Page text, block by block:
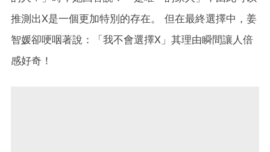
推測出X是一個更加特別的存在。 但在最終選擇中，姜
智媛卻哽咽著說：
「我不會選擇X 」其理由瞬間讓人倍
感好奇！